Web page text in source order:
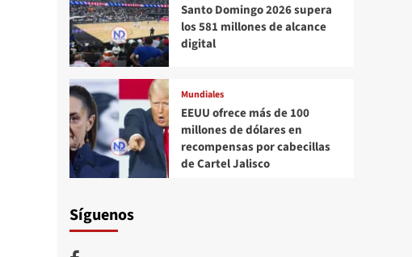
Santo Domingo 2026 supera
los 581 millones de alcance
digital
Mundiales
EEUU ofrece más de 100
millones de dólares en
recompensas por cabecillas
de Cartel Jalisco
Síguenos